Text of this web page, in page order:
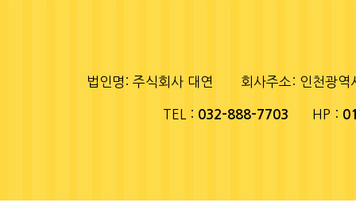
법인명: 주식회사 대연 회사주소: 인천광
TEL : 032-888-7703 HP :